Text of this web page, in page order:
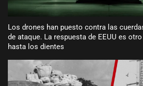
Los drones han puesto contra las
de ataque. La respuesta de EEUU es
hasta los dientes